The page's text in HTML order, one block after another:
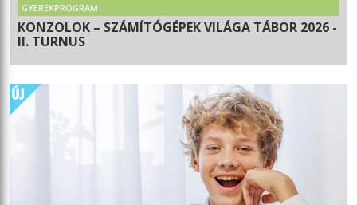
GYEREKPROGRAM
KONZOLOK – SZÁMÍTÓGÉPEK VILÁGA TÁBOR 2026 -
II. TURNUS